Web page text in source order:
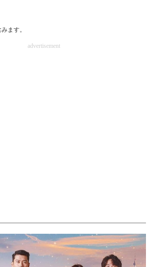
ミュニティ
応用
メディア
の最前線
ます。
advertisement